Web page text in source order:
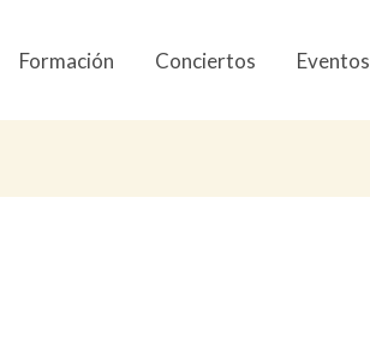
Formación Conciertos Eventos